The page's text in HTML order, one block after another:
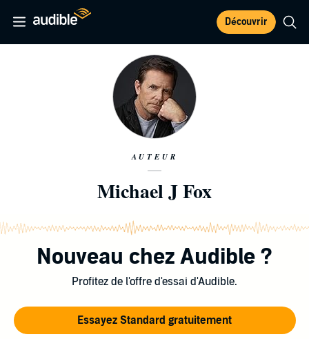
Découvrir
AUTEUR
Michael J Fox
Nouveau chez Audible ?
Profitez de l'offre d'essai d'Audible.
Essayez Standard gratuitement